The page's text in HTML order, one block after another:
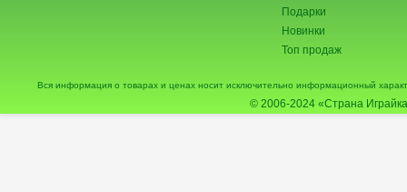
Подарки
Новинки
Топ продаж
Вся информация о товарах и ценах носит исключительно информационный
© 2006-2024 «Страна